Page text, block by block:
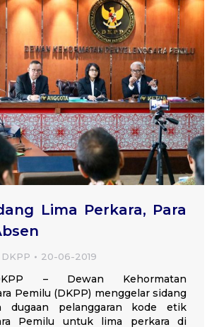
Lima Perkara, Para
DKPP 20-06-2019
– Dewan Kehormatan
Pemilu (DKPP) menggelar sidang
dugaan pelanggaran kode etik
Pemilu untuk lima perkara di